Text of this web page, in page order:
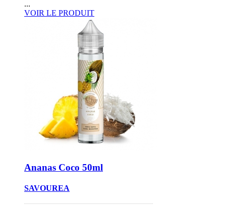
...
VOIR LE PRODUIT
Ananas Coco 50ml
SAVOUREA